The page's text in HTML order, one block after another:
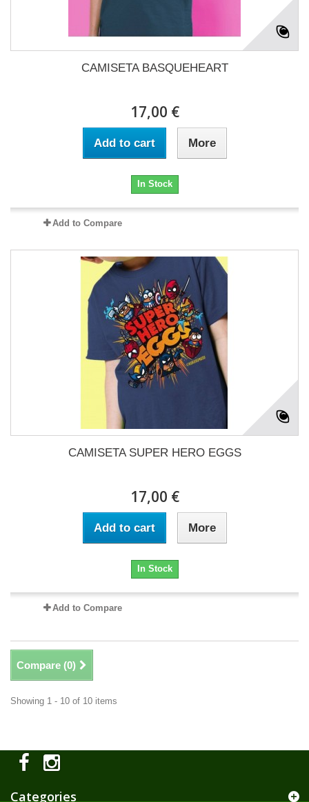
CAMISETA BASQUEHEART
17,00 €
Add to cart More
In Stock
Add to Compare
CAMISETA SUPER HERO EGGS
17,00 €
Add to cart More
In Stock
Add to Compare
Compare (0)
Showing 1 - 10 of 10 items
Categories